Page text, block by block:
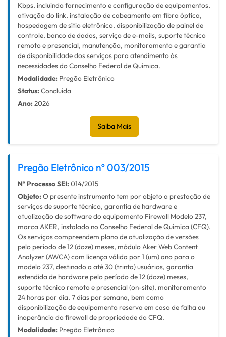
Kbps, incluindo fornecimento e configuração de equipamentos,
ativação do link, instalação de cabeamento em fibra óptica,
hospedagem de sítio eletrônico, disponibilização de painel de
controle, banco de dados, serviço de e-mails, suporte técnico
remoto e presencial, manutenção, monitoramento e garantia
de disponibilidade dos serviços para atendimento às
necessidades do Conselho Federal de Química.
Modalidade: Pregão Eletrônico
Status: Concluída
Ano: 2026
Saiba Mais
Pregão Eletrônico nº 003/2015
Nº Processo SEI: 014/2015
Objeto: O presente instrumento tem por objeto a prestação de
serviços de suporte técnico, garantia de hardware e
atualização de software do equipamento Firewall Modelo 237,
marca AKER, instalado no Conselho Federal de Química (CFQ).
Os serviços compreendem plano de atualização de versões
pelo período de 12 (doze) meses, módulo Aker Web Content
Analyzer (AWCA) com licença válida por 1 (um) ano para o
modelo 237, destinado a até 30 (trinta) usuários, garantia
estendida de hardware pelo período de 12 (doze) meses,
suporte técnico remoto e presencial (on-site), monitoramento
24 horas por dia, 7 dias por semana, bem como
disponibilização de equipamento reserva em caso de falha ou
inoperância do firewall de propriedade do CFQ.
Modalidade: Pregão Eletrônico